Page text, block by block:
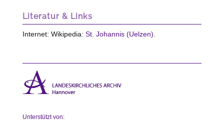
Literatur & Links
Internet: Wikipedia: St. Johannis (Uelzen)
Unterstützt von: